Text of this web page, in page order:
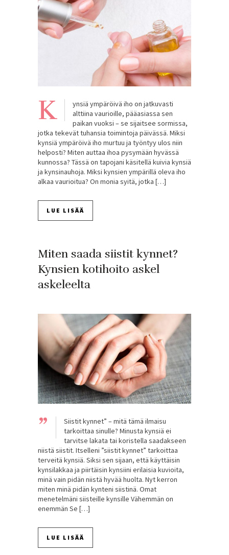
K
ynsiä ympäröivä iho on jatkuvasti
alttiina vaurioille, pääasiassa sen
paikan vuoksi – se sijaitsee sormissa,
jotka tekevät tuhansia toimintoja päivässä. Miksi
kynsiä ympäröivä iho murtuu ja työntyy ulos niin
helposti? Miten auttaa ihoa pysymään hyvässä
kunnossa? Tässä on tapojani käsitellä kuivia kynsiä
ja kynsinauhoja. Miksi kynsien ympärillä oleva iho
alkaa vaurioitua? On monia syitä, jotka […]
LUE LISÄÄ
Miten saada siistit kynnet?
Kynsien kotihoito askel
askeleelta
”
Siistit kynnet” – mitä tämä ilmaisu
tarkoittaa sinulle? Minusta kynsiä ei
tarvitse lakata tai koristella saadakseen
niistä siistit. Itselleni ”siistit kynnet” tarkoittaa
terveitä kynsiä. Siksi sen sijaan, että käyttäisin
kynsilakkaa ja piirtäisin kynsiini erilaisia kuvioita,
minä vain pidän niistä hyvää huolta. Nyt kerron
miten minä pidän kynteni siistinä. Omat
menetelmäni siisteille kynsille Vähemmän on
enemmän Se […]
LUE LISÄÄ